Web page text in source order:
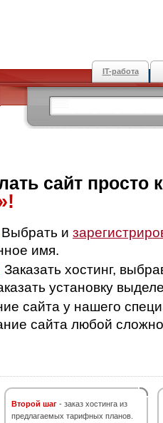
IT-работа
сайт просто
Выбрать и
имя.
Заказать хостинг,
установку
сайта у нашего
сайта любой
Второй шаг - заказ хостинга из
предлагаемых тарифных планов.